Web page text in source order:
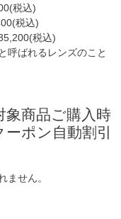
税込)
税込)
税込)
呼ばれるレンズのこと
象商品ご購入時
ーポン自動割引
ません。